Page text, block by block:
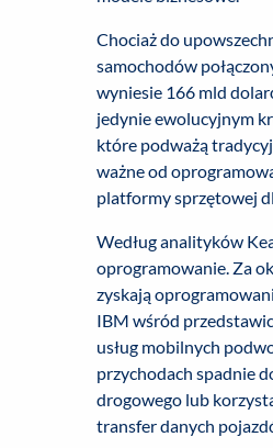
Chociaż do
samochodów
wyniesie 166 mld
jedynie ewolucyjnym
które podważą
ważne od
platformy sprzętowej
Według analityków
oprogramowanie. Za
zyskają
IBM wśród
usług mobilnych
przychodach spadnie
drogowego lub
transfer danych